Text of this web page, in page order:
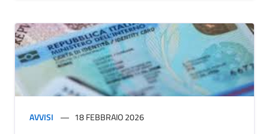
AVVISI 18 FEBBRAIO 2026